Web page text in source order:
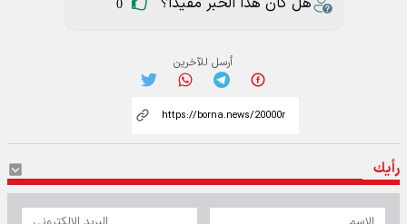
0
أرسل للآخرين
رأيك